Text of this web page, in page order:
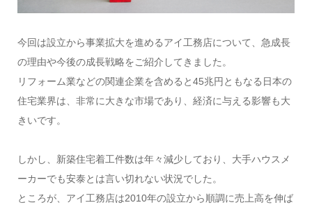
今回は設立から事業拡大を進めるアイ工務店について、急成長
の理由や今後の成長戦略をご紹介してきました。
リフォーム業などの関連企業を含めると45兆円ともなる日本の
住宅業界は、非常に大きな市場であり、経済に与える影響も大
きいです。
しかし、新築住宅着工件数は年々減少しており、大手ハウスメ
ーカーでも安泰とは言い切れない状況でした。
ところが、アイ工務店は2010年の設立から順調に売上高を伸ば